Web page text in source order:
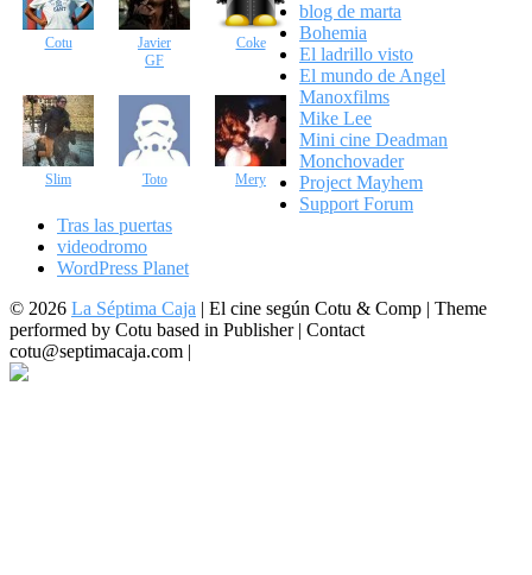
Cotu
Javier
GF
Coke
Slim Toto Mery
blog de marta
Bohemia
El ladrillo visto
El mundo de Angel
Manoxfilms
Mike Lee
Mini cine Deadman
Monchovader
Project Mayhem
Support Forum
Tras las puertas
videodromo
WordPress Planet
© 2026 La Séptima Caja | El cine según Cotu & Comp | Theme
performed by Cotu based in Publisher | Contact
cotu@septimacaja.com |